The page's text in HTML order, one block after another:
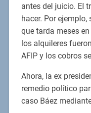
antes del juicio. El
hacer. Por
que tarda meses
los alquileres
AFIP y los cobros
Ahora, la ex
remedio político
caso Báez